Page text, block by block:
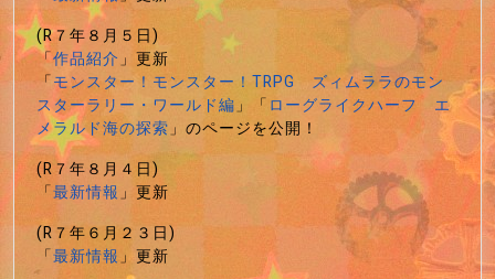
(R７年８月５日)
「作品紹介」更新
「モンスター！モンスター！TRPG ズィムララのモン
スターラリー・ワールド編」「ローグライクハーフ エ
メラルド海の探索」のページを公開！
(R７年８月４日)
「最新情報」更新
(R７年６月２３日)
「最新情報」更新